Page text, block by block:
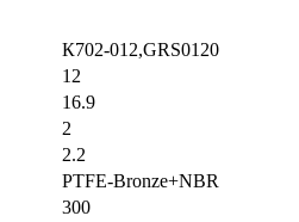
К702-012,GRS0120
12
16.9
2
2.2
PTFE-Bronze+NBR
300